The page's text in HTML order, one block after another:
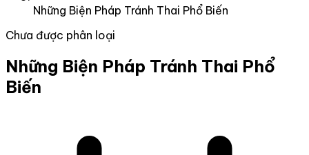
Những Biện Pháp Tránh Thai Phổ Biến
Chưa được phân loại
Những Biện Pháp Tránh Thai Phổ
Biến